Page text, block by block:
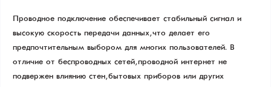
Проводное подключение обеспечивает стабильный сигнал и
высокую скорость передачи данных, что делает его
предпочтительным выбором для многих пользователей. В
отличие от беспроводных сетей, проводной интернет не
подвержен влиянию стен, бытовых приборов или других